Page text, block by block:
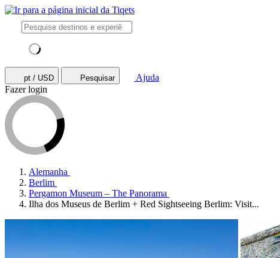
pt / USD Pesquisar
Ajuda
Fazer login
Alemanha
Berlim
Pergamon Museum – The Panorama
Ilha dos Museus de Berlim + Red Sightseeing Berlim: Visit...